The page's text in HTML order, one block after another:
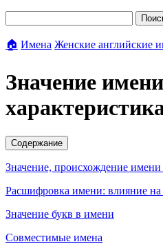
🏠 Имена Женские английские
Значение
Содержание
Значение, происхождение
Расшифровка имени: влияние на
Значение букв в имени
Совместимые имена